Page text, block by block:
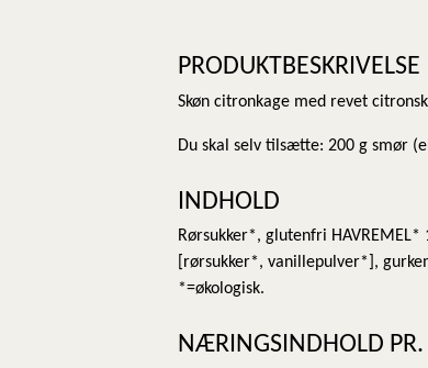
PRODUKTBESKRIVELSE
Skøn citronkage med revet
Du skal selv tilsætte: 200 g smør
INDHOLD
Rørsukker*, glutenfri
[rørsukker*, vanillepulver*],
*=økologisk.
NÆRINGSINDHOLD